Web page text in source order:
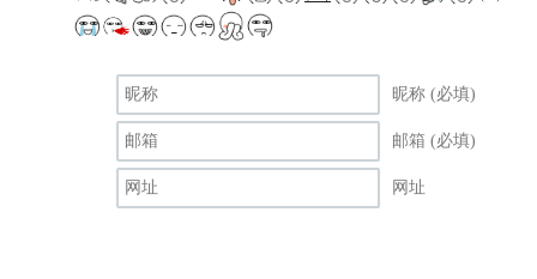
昵称 (必填)
邮箱 (必填)
网址